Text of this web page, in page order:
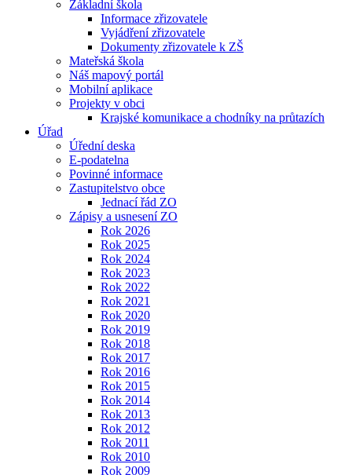
Základní škola
Informace zřizovatele
Vyjádření zřizovatele
Dokumenty zřizovatele k ZŠ
Mateřská škola
Náš mapový portál
Mobilní aplikace
Projekty v obci
Krajské komunikace a chodníky na průtazích
Úřad
Úřední deska
E-podatelna
Povinné informace
Zastupitelstvo obce
Jednací řád ZO
Zápisy a usnesení ZO
Rok 2026
Rok 2025
Rok 2024
Rok 2023
Rok 2022
Rok 2021
Rok 2020
Rok 2019
Rok 2018
Rok 2017
Rok 2016
Rok 2015
Rok 2014
Rok 2013
Rok 2012
Rok 2011
Rok 2010
Rok 2009